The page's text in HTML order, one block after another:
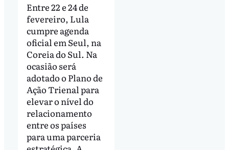
Entre 22 e 24 de
fevereiro, Lula
cumpre agenda
oficial em Seul, na
Coreia do Sul. Na
ocasião será
adotado o Plano de
Ação Trienal para
elevar o nível do
relacionamento
entre os países
para uma parceria